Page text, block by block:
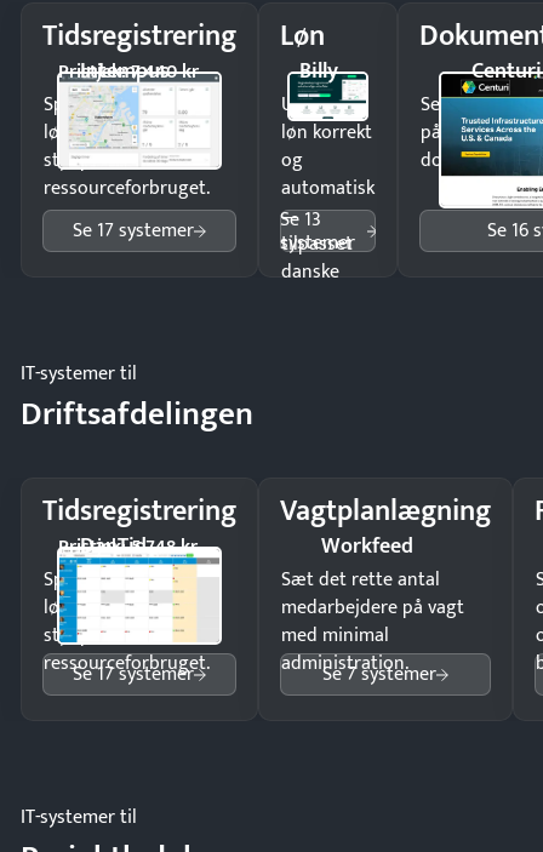
Tidsregistrering
Intempus
Pristjek: 7.440 kr
Spar tid på
lønberegning og få
styr på
ressourceforbruget.
Se 17 systemer
Løn
Billy
Udbetal
løn korrekt
og
automatisk
—
tilpasset
danske
Se 13
systemer
Centuri
Send
på minutter
dokumenter.
Se 16
IT-systemer til
Driftsafdelingen
Tidsregistrering
DanTid
Pristjek: 5.748 kr
Spar tid på
lønberegning og få
styr på
ressourceforbruget.
Se 17 systemer
Vagtplanlægning
Workfeed
Sæt det rette antal
medarbejdere på vagt
med minimal
administration.
Se 7 systemer
IT-systemer til